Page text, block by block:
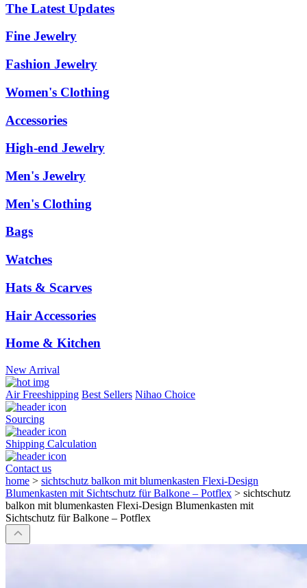
The Latest Updates
Fine Jewelry
Fashion Jewelry
Women's Clothing
Accessories
High-end Jewelry
Men's Jewelry
Men's Clothing
Bags
Watches
Hats & Scarves
Hair Accessories
Home & Kitchen
New Arrival
Air Freeshipping Best Sellers Nihao Choice
Sourcing
Shipping Calculation
Contact us
home > sichtschutz balkon mit blumenkasten Flexi-Design
Blumenkasten mit Sichtschutz für Balkone – Potflex > sichtschutz
balkon mit blumenkasten Flexi-Design Blumenkasten mit
Sichtschutz für Balkone – Potflex